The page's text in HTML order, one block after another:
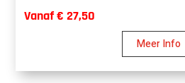
Vanaf € 27,50
Meer Info